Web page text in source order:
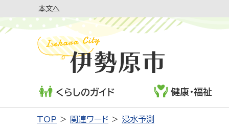
本文へ
くらしのガイド 健康・福祉
TOP 関連ワード 浸水予測